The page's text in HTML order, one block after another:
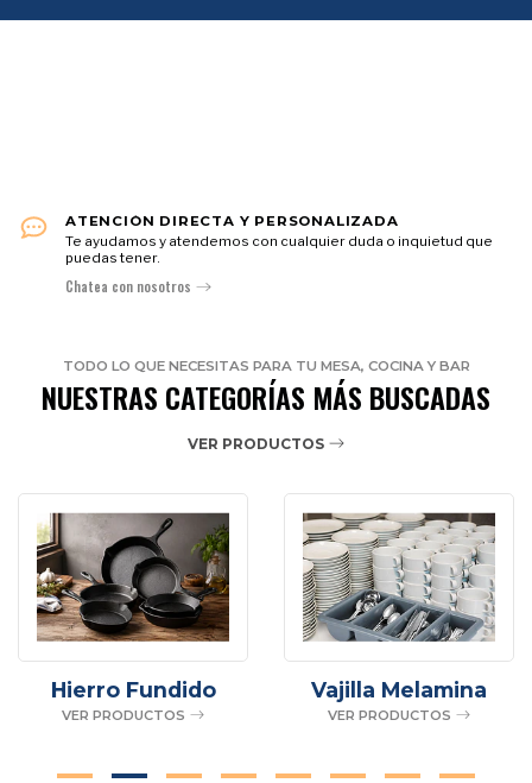
ATENCIÓN DIRECTA Y PERSONALIZADA
Te ayudamos y atendemos con cualquier duda o inquietud que
puedas tener.
Chatea con nosotros
TODO LO QUE NECESITAS PARA TU MESA, COCINA Y BAR
NUESTRAS CATEGORÍAS MÁS BUSCADAS
VER PRODUCTOS
Hierro Fundido
VER PRODUCTOS
Vajilla Melamina
VER PRODUCTOS